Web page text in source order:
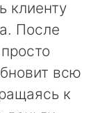
клиенту
После
всю
к